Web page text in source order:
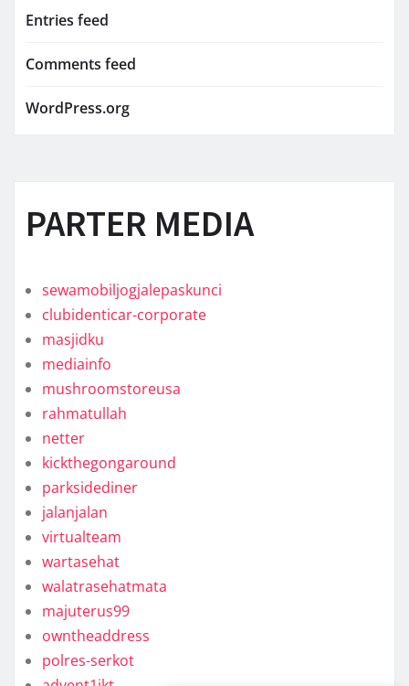
Entries feed
Comments feed
WordPress.org
PARTER MEDIA
sewamobiljogjalepaskunci
clubidenticar-corporate
masjidku
mediainfo
mushroomstoreusa
rahmatullah
netter
kickthegongaround
parksidediner
jalanjalan
virtualteam
wartasehat
walatrasehatmata
majuterus99
owntheaddress
polres-serkot